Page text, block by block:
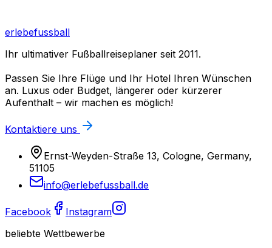
erlebefussball
Ihr ultimativer Fußballreiseplaner seit 2011.
Passen Sie Ihre Flüge und Ihr Hotel Ihren Wünschen
an. Luxus oder Budget, längerer oder kürzerer
Aufenthalt – wir machen es möglich!
Kontaktiere uns
Ernst-Weyden-Straße 13, Cologne, Germany,
51105
info@erlebefussball.de
Facebook
Instagram
beliebte Wettbewerbe